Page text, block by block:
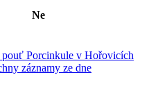
Ne
pouť Porcinkule v Hořovicích
záznamy ze dne